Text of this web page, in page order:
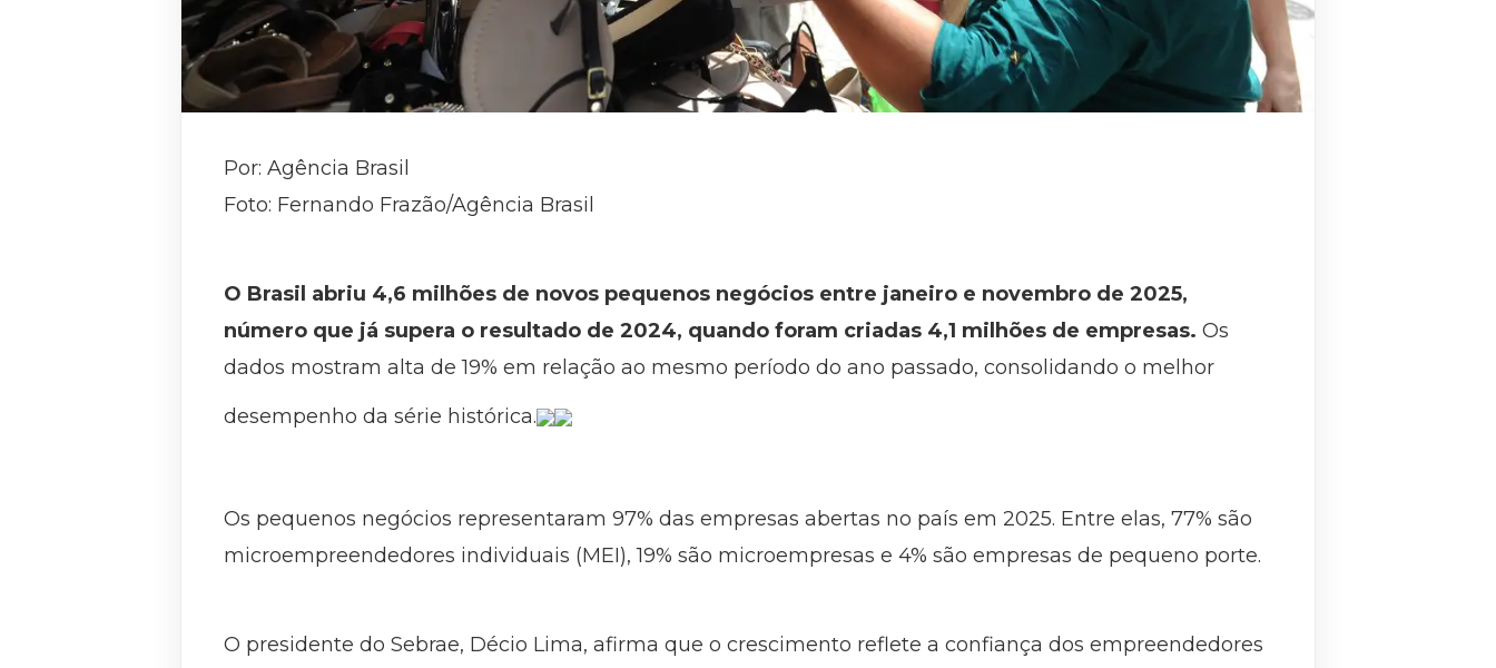
Por: Agência Brasil
Foto: Fernando Frazão/Agência Brasil
O Brasil abriu 4,6 milhões de novos pequenos negócios entre janeiro e novembro de 2025,
número que já supera o resultado de 2024, quando foram criadas 4,1 milhões de empresas. Os
dados mostram alta de 19% em relação ao mesmo período do ano passado, consolidando o melhor
desempenho da série histórica.
Os pequenos negócios representaram 97% das empresas abertas no país em 2025. Entre elas, 77% são
microempreendedores individuais (MEI), 19% são microempresas e 4% são empresas de pequeno porte.
O presidente do Sebrae, Décio Lima, afirma que o crescimento reflete a confiança dos empreendedores